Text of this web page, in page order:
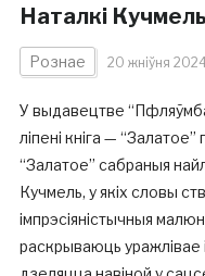
Наталкі Кучмель
Рознае 20 жніўня 2024
У выдавецтве
ліпені кніга —
“Залатое” сабраныя
Кучмель, у якіх словы
імпрэсіяністычныя
раскрываюць уражлівае